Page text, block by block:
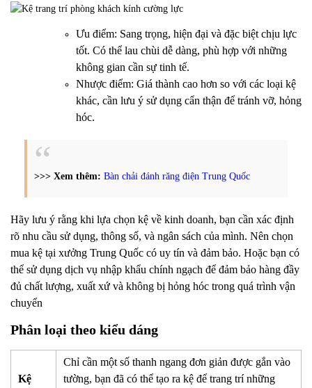
Ưu điểm: Sang trọng, hiện đại và đặc biệt chịu lực
tốt. Có thể lau chùi dễ dàng, phù hợp với những
không gian cần sự tinh tế.
Nhược điểm: Giá thành cao hơn so với các loại kệ
khác, cần lưu ý sử dụng cẩn thận để tránh vỡ, hỏng
hóc.
>>> Xem thêm: Bàn chải đánh răng điện Trung Quốc
Hãy lưu ý rằng khi lựa chọn kệ về kinh doanh, bạn cần xác định
rõ nhu cầu sử dụng, thông số, và ngân sách của mình. Nên chọn
mua kệ tại xưởng Trung Quốc có uy tín và đảm bảo. Hoặc bạn có
thể sử dụng dịch vụ nhập khẩu chính ngạch để đảm bảo hàng đầy
đủ chất lượng, xuất xứ và không bị hỏng hóc trong quá trình vận
chuyển
Phân loại theo kiểu dáng
Kệ
Chỉ cần một số thanh ngang đơn giản được gắn vào
tường, bạn đã có thể tạo ra kệ để trang trí những